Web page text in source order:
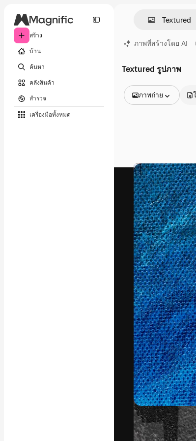
สร้าง
บ้าน
ค้นหา
คลังสินค้า
สำรวจ
เครื่องมือทั้งหมด
ภาพที่สร้างโดย AI
Textured รูปภาพ
ภาพถ่าย
วิดีโอ
คลิปวิดีโอ
โมชั่นกราฟิก
เทมเพลตวิดีโอ
ไอคอน
แบบจำลอง 3 มิติ
แบบอักษร
แพลตฟ
ที่สุดขอ
ครอบค
โอ
ภา